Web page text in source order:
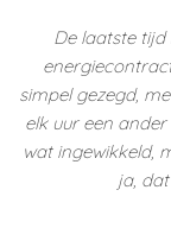
De laatste
simpel gezegd,
elk uur een
wat ingewikkeld,
ja,